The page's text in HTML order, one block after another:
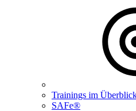
Trainings im
SAFe®